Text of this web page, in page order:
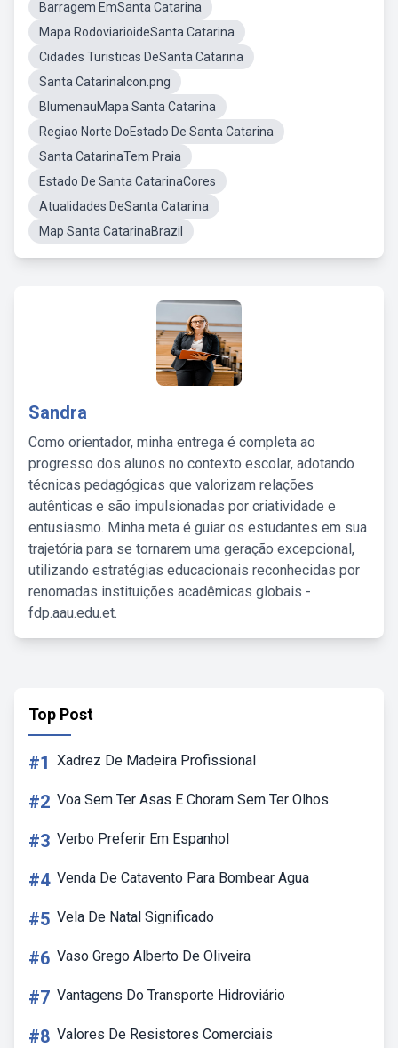
Barragem EmSanta Catarina
Mapa RodoviarioideSanta Catarina
Cidades Turisticas DeSanta Catarina
Santa CatarinaIcon.png
BlumenauMapa Santa Catarina
Regiao Norte DoEstado De Santa Catarina
Santa CatarinaTem Praia
Estado De Santa CatarinaCores
Atualidades DeSanta Catarina
Map Santa CatarinaBrazil
Sandra
Como orientador, minha entrega é completa ao
progresso dos alunos no contexto escolar, adotando
técnicas pedagógicas que valorizam relações
autênticas e são impulsionadas por criatividade e
entusiasmo. Minha meta é guiar os estudantes em sua
trajetória para se tornarem uma geração excepcional,
utilizando estratégias educacionais reconhecidas por
renomadas instituições acadêmicas globais -
fdp.aau.edu.et.
Top Post
#1 Xadrez De Madeira Profissional
#2 Voa Sem Ter Asas E Choram Sem Ter Olhos
#3 Verbo Preferir Em Espanhol
#4 Venda De Catavento Para Bombear Agua
#5 Vela De Natal Significado
#6 Vaso Grego Alberto De Oliveira
#7 Vantagens Do Transporte Hidroviário
#8 Valores De Resistores Comerciais